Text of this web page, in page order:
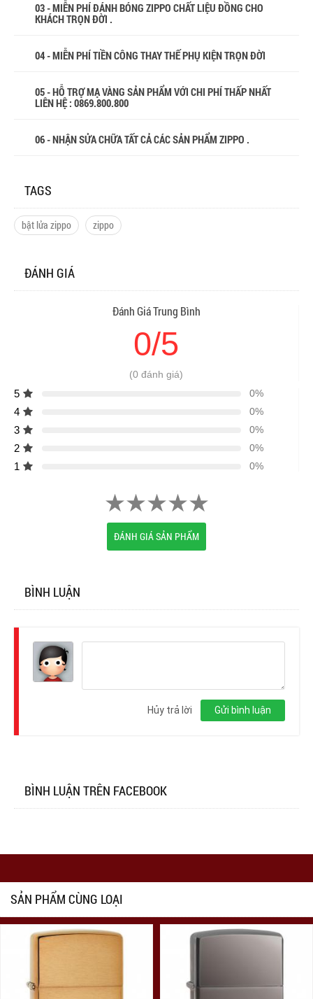
03 - MIỄN PHÍ ĐÁNH BÓNG ZIPPO CHẤT LIỆU ĐỒNG CHO
KHÁCH TRỌN ĐỜI .
04 - MIỄN PHÍ TIỀN CÔNG THAY THẾ PHỤ KIỆN TRỌN ĐỜI
05 - HỖ TRỢ MẠ VÀNG SẢN PHẨM VỚI CHI PHÍ THẤP NHẤT
LIÊN HỆ : 0869.800.800
06 - NHẬN SỬA CHỮA TẤT CẢ CÁC SẢN PHẨM ZIPPO .
TAGS
bật lửa zippo zippo
ĐÁNH GIÁ
Đánh Giá Trung Bình
0/5
(0 đánh giá)
5 0%
4 0%
3 0%
2 0%
1 0%
ĐÁNH GIÁ SẢN PHẨM
BÌNH LUẬN
Gửi bình luận
Hủy trả lời
BÌNH LUẬN TRÊN FACEBOOK
SẢN PHẨM CÙNG LOẠI